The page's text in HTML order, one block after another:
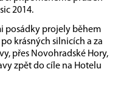
2014.
posádky projely během
krásných silnicích a za
přes Novohradské Hory,
zpět do cíle na Hotelu